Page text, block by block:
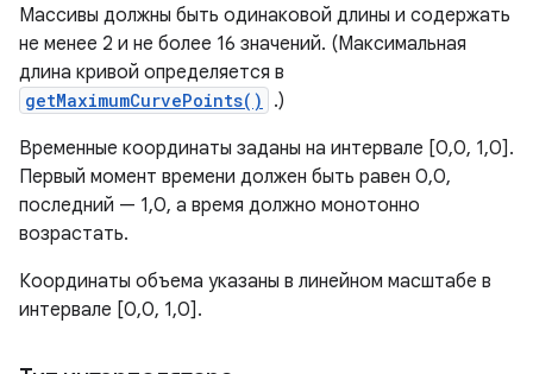
Массивы должны быть одинаковой длины и содержать
не менее 2 и не более 16 значений. (Максимальная
длина кривой определяется в
getMaximumCurvePoints()
.)
Временные координаты заданы на интервале [0,0, 1,0].
Первый момент времени должен быть равен 0,0,
последний — 1,0, а время должно монотонно
возрастать.
Координаты объема указаны в линейном масштабе в
интервале [0,0, 1,0].